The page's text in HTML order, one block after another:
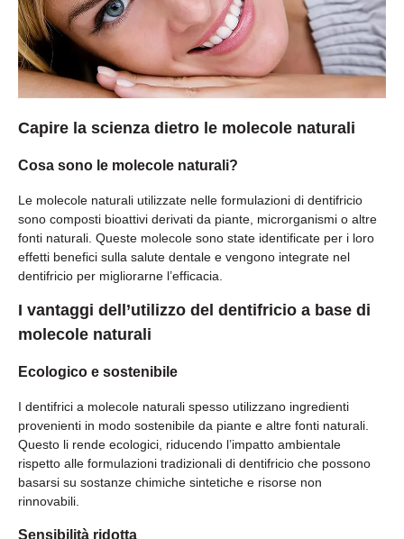
Capire la scienza dietro le molecole naturali
Cosa sono le molecole naturali?
Le molecole naturali utilizzate nelle formulazioni di dentifricio
sono composti bioattivi derivati da piante, microrganismi o altre
fonti naturali. Queste molecole sono state identificate per i loro
effetti benefici sulla salute dentale e vengono integrate nel
dentifricio per migliorarne l’efficacia.
I vantaggi dell’utilizzo del dentifricio a base di
molecole naturali
Ecologico e sostenibile
I dentifrici a molecole naturali spesso utilizzano ingredienti
provenienti in modo sostenibile da piante e altre fonti naturali.
Questo li rende ecologici, riducendo l’impatto ambientale
rispetto alle formulazioni tradizionali di dentifricio che possono
basarsi su sostanze chimiche sintetiche e risorse non
rinnovabili.
Sensibilità ridotta